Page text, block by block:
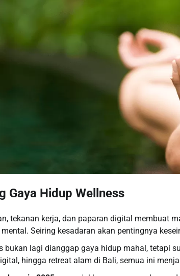
Gaya Hidup Wellness
tekanan kerja, dan paparan digital membuat
Seiring kesadaran akan pentingnya
bukan lagi dianggap gaya hidup mahal, tetapi
hingga retreat alam di Bali, semua ini